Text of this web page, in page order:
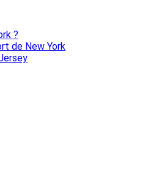
?
de New York